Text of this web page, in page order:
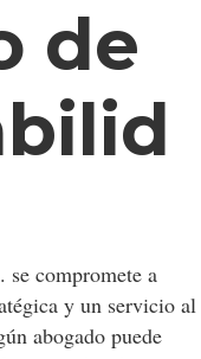
de
compromete a
y un servicio al
abogado puede